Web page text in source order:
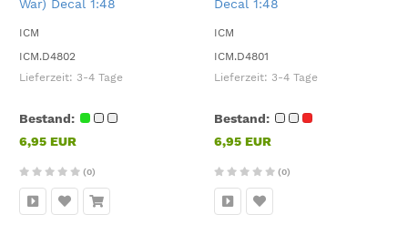
War) Decal 1:48
ICM
ICM.D4802
Lieferzeit: 3-4 Tage
Bestand:
6,95 EUR
(0)
Decal 1:48
ICM
ICM.D4801
Lieferzeit: 3-4 Tage
Bestand:
6,95 EUR
(0)